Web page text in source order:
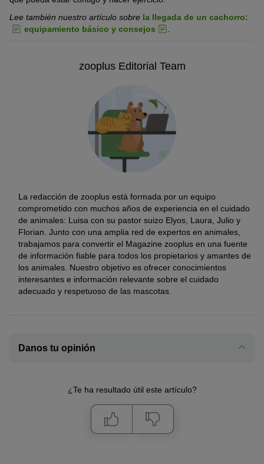
Lee también nuestro artículo sobre la llegada de un cachorro:
equipamiento básico y consejos
zooplus Editorial Team
La redacción de zooplus está formada por un equipo
comprometido con muchos años de experiencia en el cuidado
de animales: Luisa con su pastor suizo Elyos, Laura, Julio y
Florian. Junto con una amplia red de expertos en animales,
trabajamos para convertir el Magazine zooplus en una fuente
de información fiable para todos los propietarios y amantes de
los animales. Nuestro objetivo es ofrecer conocimientos
interesantes e información relevante sobre el cuidado
adecuado y respetuoso de las mascotas.
Danos tu opinión
¿Te ha resultado útil este artículo?